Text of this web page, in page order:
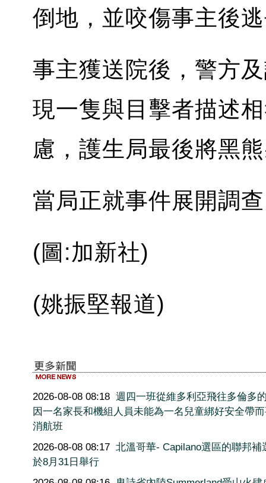
倒地，並咬傷事主後
事主獲送院後，警方
現一隻與目擊者描述
慮，護生局最後將黑
當局正就事件展開調
(圖:加新社)
(姚振堅報道)
2026-08-08 08:18 週四一班從維多利亞飛往多倫多
因一名家長和機組人員未能為一名兒童綁好安全帶
消航班
2026-08-08 08:17 北溫哥華- Capilano選區的聯邦補
於8月31日舉行